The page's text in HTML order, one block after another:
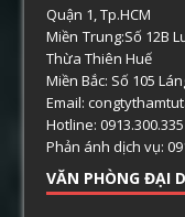
Quận 1, Tp.HCM
Miền Trung:Số 12B
Thừa Thiên Huế
Miền Bắc: Số 105
Email:
Hotline:
Phản ánh dịch vụ:
VĂN PHÒNG ĐẠI